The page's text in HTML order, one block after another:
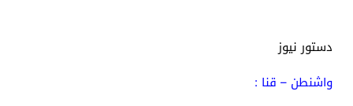
دستور نيوز
واشنطن – قنا :